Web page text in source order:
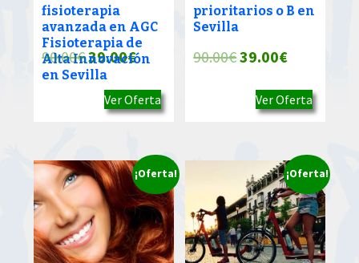
fisioterapia
avanzada en AGC
Fisioterapia de
Alta Innovación
en Sevilla
90.00€El
precio
original
39.00€El
actual
39.00€.
Ver Oferta
prioritarios o B en
Sevilla
90.00€El
original
39.00€El
actual
39.00€.
Ver Oferta
¡Oferta! ¡Oferta!